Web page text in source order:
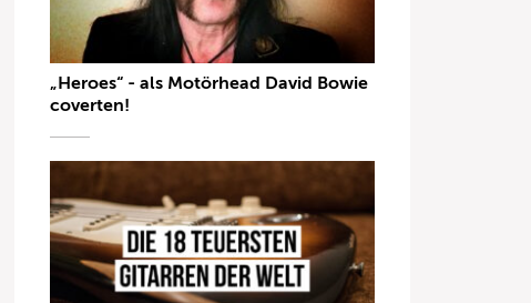
„Heroes“ - als Motörhead David Bowie
coverten!